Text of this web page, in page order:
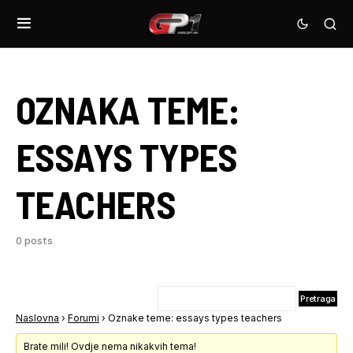
OZNAKA TEME:
ESSAYS TYPES
TEACHERS
0 posts
Naslovna › Forumi › Oznake teme: essays types teachers
Brate mili! Ovdje nema nikakvih tema!